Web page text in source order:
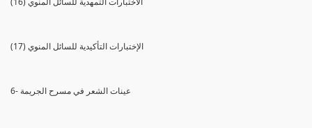
(17) الإختبارات التأكيدية للسائل المنوي
6- عينات الشعر في مسرح الجريمة